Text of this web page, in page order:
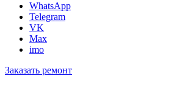
WhatsApp
Telegram
VK
Max
imo
Заказать ремонт